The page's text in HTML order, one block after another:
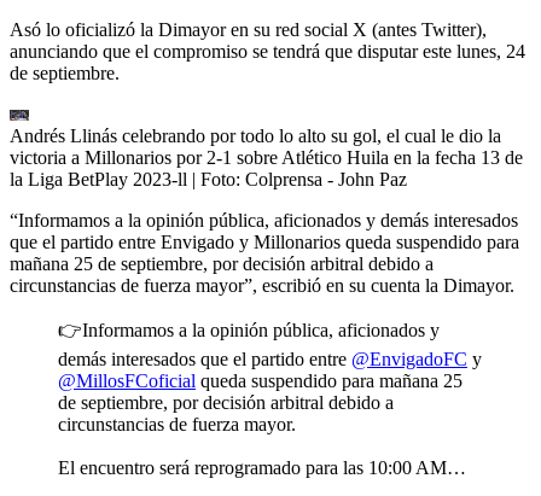
Asó lo oficializó la Dimayor en su red social X (antes Twitter),
anunciando que el compromiso se tendrá que disputar este lunes, 24
de septiembre.
Andrés Llinás celebrando por todo lo alto su gol, el cual le dio la
victoria a Millonarios por 2-1 sobre Atlético Huila en la fecha 13 de
la Liga BetPlay 2023-ll | Foto: Colprensa - John Paz
“Informamos a la opinión pública, aficionados y demás interesados
que el partido entre Envigado y Millonarios queda suspendido para
mañana 25 de septiembre, por decisión arbitral debido a
circunstancias de fuerza mayor”, escribió en su cuenta la Dimayor.
👉Informamos a la opinión pública, aficionados y
demás interesados que el partido entre @EnvigadoFC y
@MillosFCoficial queda suspendido para mañana 25
de septiembre, por decisión arbitral debido a
circunstancias de fuerza mayor.
El encuentro será reprogramado para las 10:00 AM…